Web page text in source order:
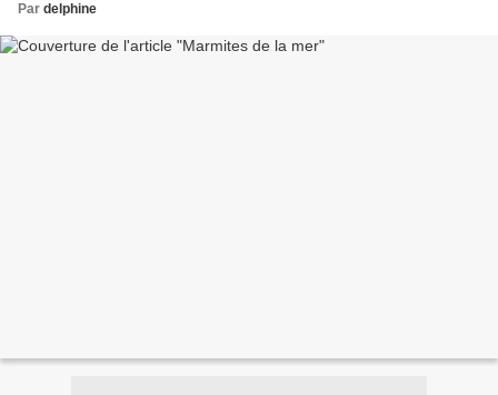
Par delphine